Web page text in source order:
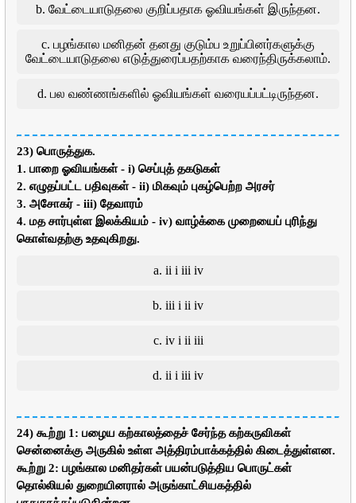
b. வேட்டையாடுதலை குறிப்பதாக ஓவியங்கள் இருந்தன.
c. பழங்கால மனிதன் தனது குடும்ப உறுப்பினர்களுக்கு
வேட்டையாடுதலை எடுத்துரைப்பதற்காக வரைந்திருக்கலாம்.
d. பல வண்ணங்களில் ஓவியங்கள் வரையப்பட்டிருந்தன.
23) பொருத்துக.
1. பாறை ஓவியங்கள் - i) செப்புத் தகடுகள்
2. எழுதப்பட்ட பதிவுகள் - ii) மிகவும் புகழ்பெற்ற அரசர்
3. அசோகர் - iii) தேவாரம்
4. மத சார்புள்ள இலக்கியம் - iv) வாழ்க்கை முறையைப் புரிந்து
கொள்வதற்கு உதவுகிறது.
a. ii i iii iv
b. iii i ii iv
c. iv i ii iii
d. ii i iii iv
24) கூற்று 1: பழைய கற்காலத்தைச் சேர்ந்த கற்கருவிகள்
சென்னைக்கு அருகில் உள்ள அத்திரம்பாக்கத்தில் கிடைத்துள்ளன.
கூற்று 2: பழங்கால மனிதர்கள் பயன்படுத்திய பொருட்கள்
தொல்லியல் துறையினரால் அருங்காட்சியகத்தில்